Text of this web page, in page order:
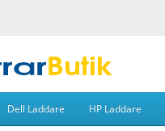
Dell Laddare HP Laddare